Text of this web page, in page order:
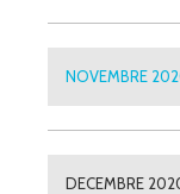
NOVEMBRE
DECEMBRE